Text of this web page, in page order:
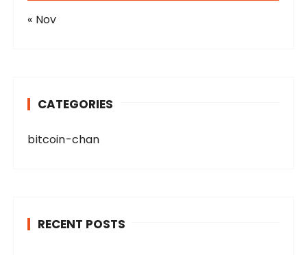
« Nov
CATEGORIES
bitcoin-chan
RECENT POSTS